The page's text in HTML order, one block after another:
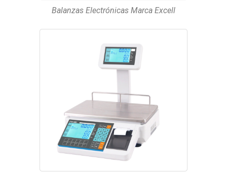
Balanzas Electrónicas Marca Excell